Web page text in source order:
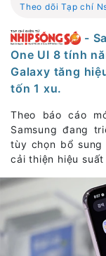
Theo dõi Tạp chí
-
One UI 8 tính
Galaxy tăng
tốn 1 xu.
Theo báo cáo
Samsung đang
tùy chọn bổ sung
cải thiện hiệu